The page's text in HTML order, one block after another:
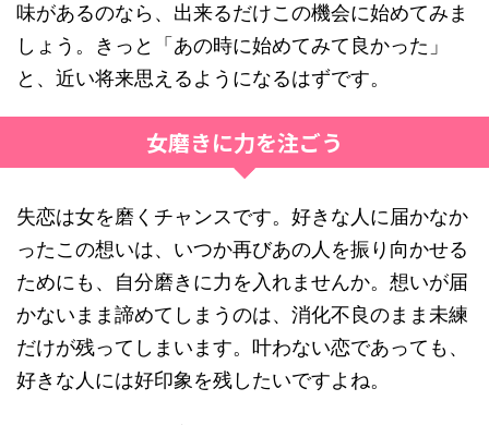
味があるのなら、出来るだけこの機会に始めてみま
しょう。きっと「あの時に始めてみて良かった」
と、近い将来思えるようになるはずです。
女磨きに力を注ごう
失恋は女を磨くチャンスです。好きな人に届かなか
ったこの想いは、いつか再びあの人を振り向かせる
ためにも、自分磨きに力を入れませんか。想いが届
かないまま諦めてしまうのは、消化不良のまま未練
だけが残ってしまいます。叶わない恋であっても、
好きな人には好印象を残したいですよね。